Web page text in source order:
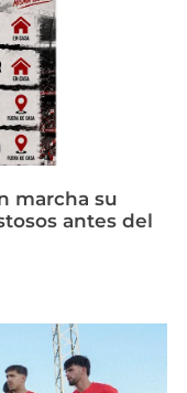
marcha su
antes del